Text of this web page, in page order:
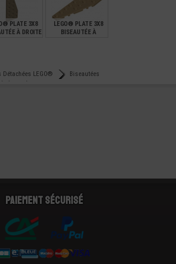
0,14
PLATE 3X8
À DROITE
LEGO® PLATE 3X8
BISEAUTÉE À
Détachées LEGO®
Biseautées
à gauche
Paiement sécurisé